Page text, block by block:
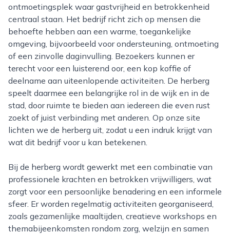
ontmoetingsplek waar gastvrijheid en betrokkenheid
centraal staan. Het bedrijf richt zich op mensen die
behoefte hebben aan een warme, toegankelijke
omgeving, bijvoorbeeld voor ondersteuning, ontmoeting
of een zinvolle daginvulling. Bezoekers kunnen er
terecht voor een luisterend oor, een kop koffie of
deelname aan uiteenlopende activiteiten. De herberg
speelt daarmee een belangrijke rol in de wijk en in de
stad, door ruimte te bieden aan iedereen die even rust
zoekt of juist verbinding met anderen. Op onze site
lichten we de herberg uit, zodat u een indruk krijgt van
wat dit bedrijf voor u kan betekenen.
Bij de herberg wordt gewerkt met een combinatie van
professionele krachten en betrokken vrijwilligers, wat
zorgt voor een persoonlijke benadering en een informele
sfeer. Er worden regelmatig activiteiten georganiseerd,
zoals gezamenlijke maaltijden, creatieve workshops en
themabijeenkomsten rondom zorg, welzijn en samen